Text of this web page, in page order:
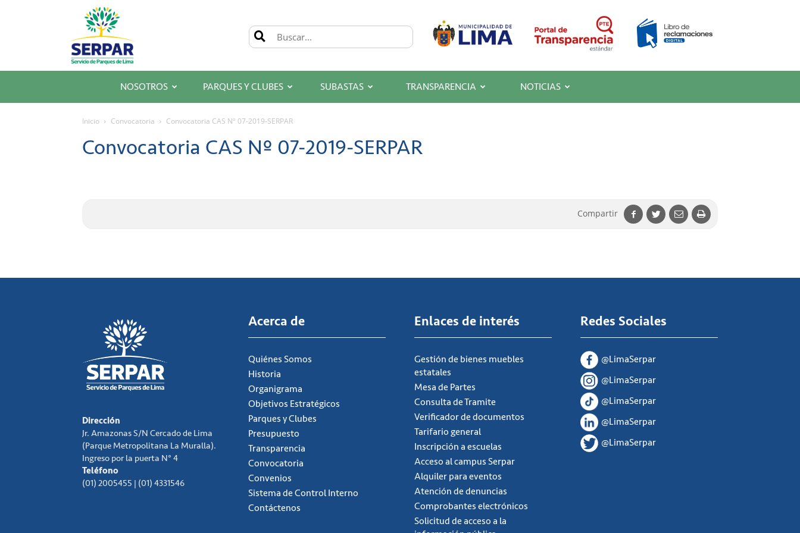
SERPAR
–
Servicio
de
Parques
de
NOSOTROS PARQUES Y CLUBES SUBASTAS TRANSPARENCIA NOTICIAS
Inicio Convocatoria Convocatoria CAS Nº 07-2019-SERPAR
Convocatoria CAS Nº 07-2019-SERPAR
Compartir
Dirección
Jr. Amazonas S/N Cercado de Lima
(Parque Metropolitana La Muralla).
Ingreso por la puerta N° 4
Teléfono
(01) 2005455 | (01) 4331546
Acerca de
Quiénes Somos
Historia
Organigrama
Objetivos Estratégicos
Parques y Clubes
Presupuesto
Transparencia
Convocatoria
Convenios
Sistema de Control Interno
Contáctenos
Enlaces de interés
Gestión de bienes muebles
estatales
Mesa de Partes
Consulta de Tramite
Verificador de documentos
Tarifario general
Inscripción a escuelas
Acceso al campus Serpar
Alquiler para eventos
Atención de denuncias
Comprobantes electrónicos
Solicitud de acceso a la
Redes Sociales
@LimaSerpar
@LimaSerpar
@LimaSerpar
@LimaSerpar
@LimaSerpar